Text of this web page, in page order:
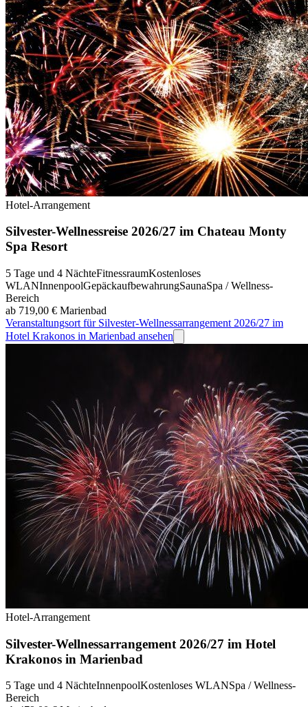
Hotel-Arrangement
Silvester-Wellnessreise 2026/27 im Chateau Monty
Spa Resort
5 Tage und 4 NächteFitnessraumKostenloses
WLANInnenpoolGepäckaufbewahrungSaunaSpa / Wellness-
Bereich
ab 719,00 € Marienbad
Veranstaltungsort für Silvester-Wellnessarrangement 2026/27 im
Hotel Krakonos in Marienbad ansehen
Hotel-Arrangement
Silvester-Wellnessarrangement 2026/27 im Hotel
Krakonos in Marienbad
5 Tage und 4 NächteInnenpoolKostenloses WLANSpa / Wellness-
Bereich